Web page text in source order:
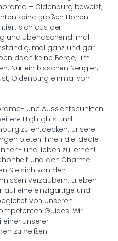
– Oldenburg beweist,
keine großen Höhen
sich aus der
und überraschend: mal
mal ganz und gar
doch keine Berge, um
Nur ein bisschen Neugier,
Oldenburg einmal von
und Aussichtspunkten
Highlights und
zu entdecken. Unsere
bieten Ihnen die ideale
und lieben zu lernen!
und den Charme
Sie sich von den
verzaubern. Erleben
auf eine einzigartige und
von unseren
Guides. Wir
einer unserer
zu heißen!